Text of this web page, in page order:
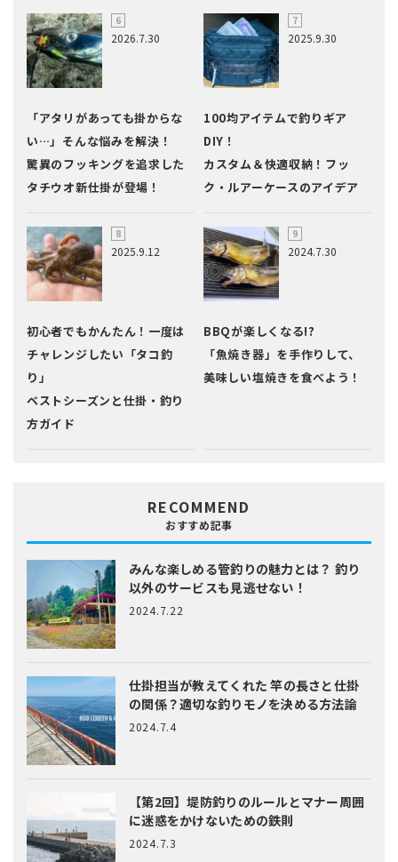
2026.7.30
「アタリがあっても掛からな
い…」そんな悩みを解決！
驚異のフッキングを追求した
タチウオ新仕掛が登場！
2025.9.30
100均アイテムで釣りギア
DIY！
カスタム＆快適収納！フッ
ク・ルアーケースのアイデア
2025.9.12
初心者でもかんたん！一度は
チャレンジしたい「タコ釣
り」
ベストシーズンと仕掛・釣り
方ガイド
2024.7.30
BBQが楽しくなる!?
「魚焼き器」を手作りして、
美味しい塩焼きを食べよう！
RECOMMEND
おすすめ記事
みんな楽しめる管釣りの魅力とは？ 釣り
以外のサービスも見逃せない！
2024.7.22
仕掛担当が教えてくれた竿の長さと仕掛
の関係？適切な釣りモノを決める方法論
2024.7.4
【第2回】堤防釣りのルールとマナー周囲
に迷惑をかけないための鉄則
2024.7.3